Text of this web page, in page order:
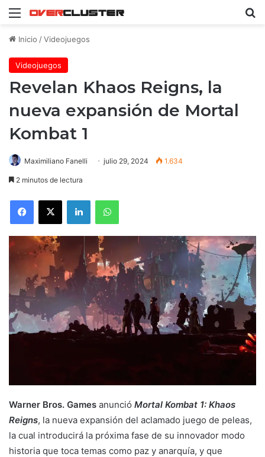
Menú
Inicio /Videojuegos
Videojuegos
Revelan Khaos Reigns, la
nueva expansión de Mortal
Kombat 1
Maximiliano Fanelli julio 29, 2024 1.634
2 minutos de lectura
Facebook
X LinkedInWhatsApp
Warner Bros. Games anunció Mortal Kombat 1: Khaos
Reigns, la nueva expansión del aclamado juego de peleas,
la cual introducirá la próxima fase de su innovador modo
historia que toca temas como paz y anarquía, y que